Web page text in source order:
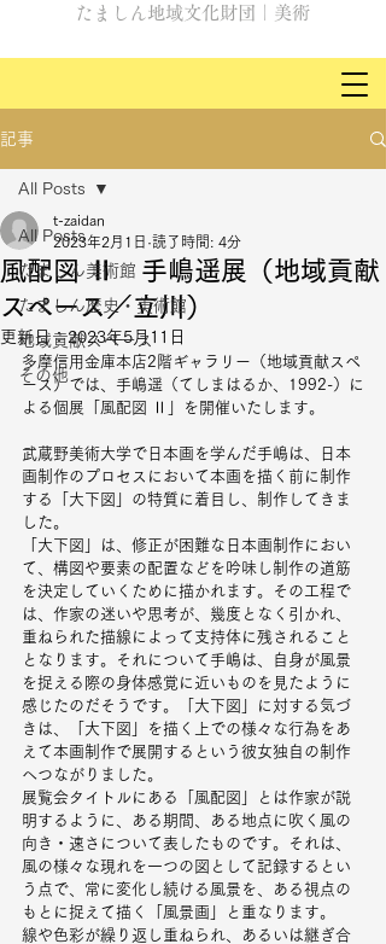
たましん地域文化財団｜美術
記事
All Posts
たましん美術館
たましん歴史・美術館
地域貢献スペース
その他
All Posts
風配図 Ⅱ 手嶋遥展（地域貢献
スペース／立川）
t-zaidan
2023年2月1日 読了時間: 4分
更新日：2023年5月11日
多摩信用金庫本店2階ギャラリー（地域貢献スペ
ース）では、手嶋遥（てしまはるか、1992-）に
よる個展「風配図 Ⅱ」を開催いたします。
武蔵野美術大学で日本画を学んだ手嶋は、日本
画制作のプロセスにおいて本画を描く前に制作
する「大下図」の特質に着目し、制作してきま
した。
「大下図」は、修正が困難な日本画制作におい
て、構図や要素の配置などを吟味し制作の道筋
を決定していくために描かれます。その工程で
は、作家の迷いや思考が、幾度となく引かれ、
重ねられた描線によって支持体に残されること
となります。それについて手嶋は、自身が風景
を捉える際の身体感覚に近いものを見たように
感じたのだそうです。「大下図」に対する気づ
きは、「大下図」を描く上での様々な行為をあ
えて本画制作で展開するという彼女独自の制作
へつながりました。
展覧会タイトルにある「風配図」とは作家が説
明するように、ある期間、ある地点に吹く風の
向き・速さについて表したものです。それは、
風の様々な現れを一つの図として記録するとい
う点で、常に変化し続ける風景を、ある視点の
もとに捉えて描く「風景画」と重なります。
線や色彩が繰り返し重ねられ、あるいは継ぎ合